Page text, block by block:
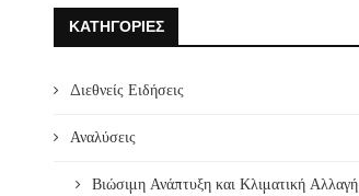
ΚΑΤΗΓΟΡΊΕΣ
Διεθνείς Ειδήσεις
Αναλύσεις
Βιώσιμη Ανάπτυξη και Κλιματική Αλλαγή